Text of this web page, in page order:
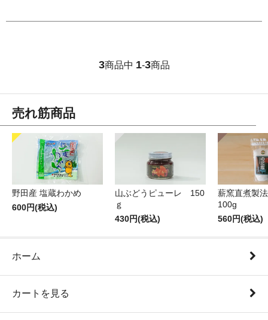
3商品中 1-3商品
売れ筋商品
野田産 塩蔵わかめ
600円(税込)
山ぶどうピューレ 150
ｇ
430円(税込)
薪窯直煮製
100g
560円(税込)
ホーム
カートを見る